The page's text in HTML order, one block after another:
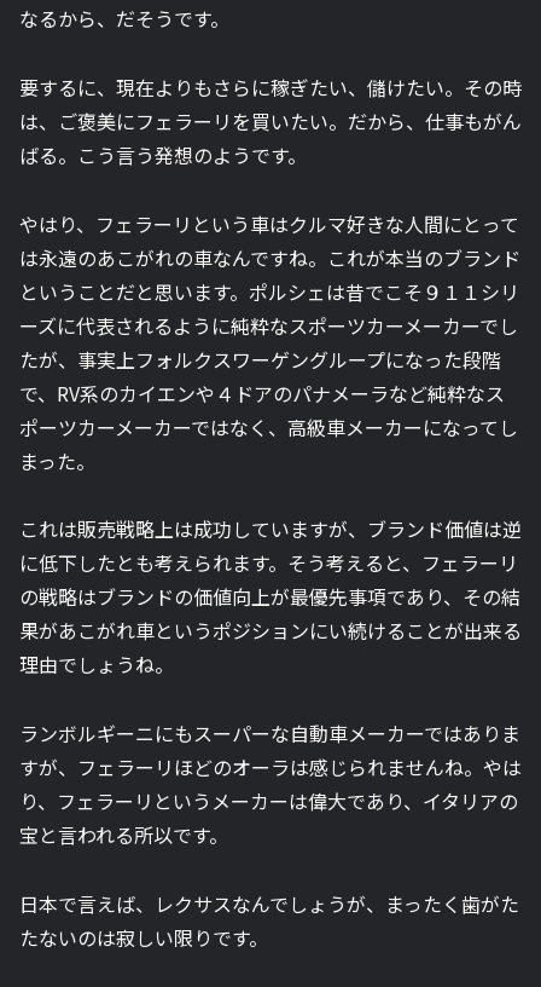
なるから、だそうです。
要するに、現在よりもさらに稼ぎたい、儲けたい。その時
は、ご褒美にフェラーリを買いたい。だから、仕事もがん
ばる。こう言う発想のようです。
やはり、フェラーリという車はクルマ好きな人間にとって
は永遠のあこがれの車なんですね。これが本当のブランド
ということだと思います。ポルシェは昔でこそ９１１シリ
ーズに代表されるように純粋なスポーツカーメーカーでし
たが、事実上フォルクスワーゲングループになった段階
で、RV系のカイエンや４ドアのパナメーラなど純粋なス
ポーツカーメーカーではなく、高級車メーカーになってし
まった。
これは販売戦略上は成功していますが、ブランド価値は逆
に低下したとも考えられます。そう考えると、フェラーリ
の戦略はブランドの価値向上が最優先事項であり、その結
果があこがれ車というポジションにい続けることが出来る
理由でしょうね。
ランボルギーニにもスーパーな自動車メーカーではありま
すが、フェラーリほどのオーラは感じられませんね。やは
り、フェラーリというメーカーは偉大であり、イタリアの
宝と言われる所以です。
日本で言えば、レクサスなんでしょうが、まったく歯がた
たないのは寂しい限りです。